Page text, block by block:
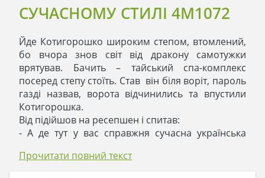
СУЧАСНОМУ СТИЛІ 4M1072
Йде Котигорошко широким степом, втомлений,
бо вчора знов світ від дракону самотужки
врятував. Бачить – тайський спа-комплекс
посеред степу стоїть. Став він біля воріт, пароль
газді назвав, ворота відчинились та впустили
Котигорошка.
Від підійшов на ресепшен і спитав:
- А де тут у вас справжня сучасна українська
відновити, сала нарізати та за столом файно
Прочитати повний текст